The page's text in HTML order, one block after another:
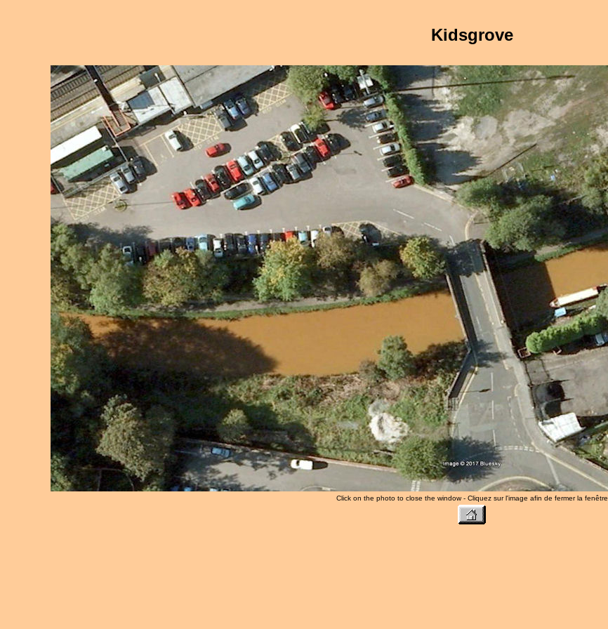
Kidsgrove
Click on the photo to close the window - Cliquez sur l'image afin de fermer la fenêtre